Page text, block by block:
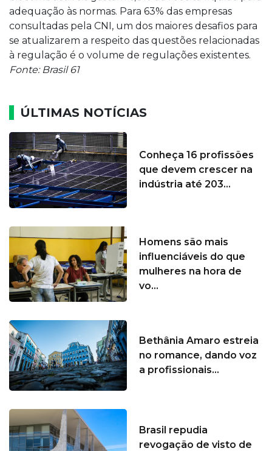
adequação às normas. Para 63% das empresas
consultadas pela CNI, um dos maiores desafios para
se atualizarem a respeito das questões relacionadas
à regulação é o volume de regulações existentes.
Fonte: Brasil 61
ÚLTIMAS NOTÍCIAS
Conheça 16 profissões
que devem crescer na
indústria até 203...
Homens são mais
influenciáveis do que
mulheres na hora de
vo...
Bethânia Amaro estreia
no romance, dando voz
a profissionais...
Brasil repudia
revogação de visto de